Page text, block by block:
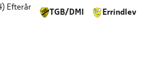
Efterår
TGB/DMI Errindlev